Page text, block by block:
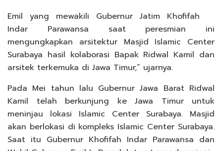
Emil yang mewakili Gubernur Jatim Khofifah
Indar Parawansa saat peresmian ini
mengungkapkan arsitektur Masjid Islamic Center
Surabaya hasil kolaborasi Bapak Ridwal Kamil dan
arsitek terkemuka di Jawa Timur,” ujarnya.
Pada Mei tahun lalu Gubernur Jawa Barat Ridwal
Kamil telah berkunjung ke Jawa Timur untuk
meninjau lokasi Islamic Center Surabaya. Masjid
akan berlokasi di kompleks Islamic Center Surabaya.
Saat itu Gubernur Khofifah Indar Parawansa dan